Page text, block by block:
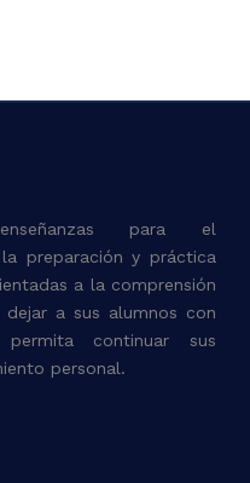
para el
preparación y práctica
a la comprensión
a sus alumnos con
continuar sus
personal.